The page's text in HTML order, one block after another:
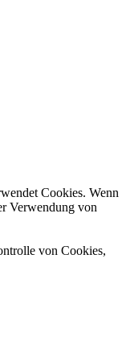
Cookies. Wenn
Verwendung von
von Cookies,